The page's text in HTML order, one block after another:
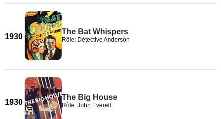
1930
The Bat Whispers
Rôle: Détective Anderson
1930
The Big House
Rôle: John Everett